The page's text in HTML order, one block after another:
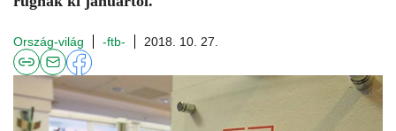
Ország-világ -ftb- 2018. 10. 27.